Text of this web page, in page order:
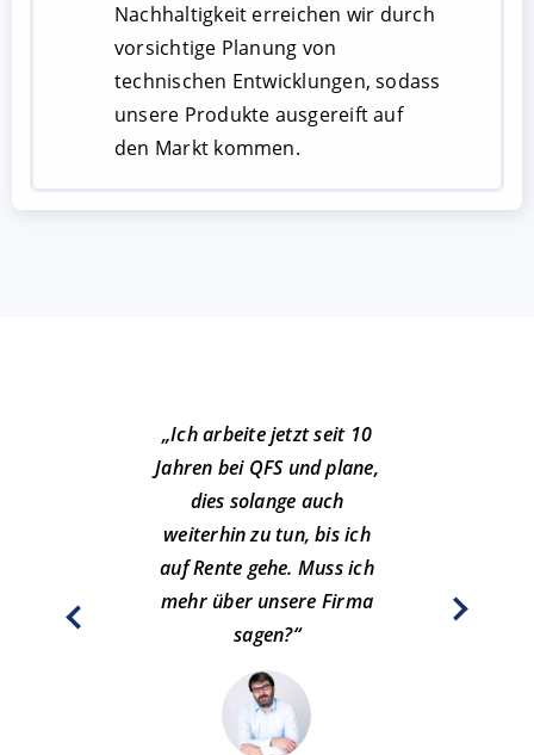
Nachhaltigkeit erreichen wir durch
vorsichtige Planung von
technischen Entwicklungen, sodass
unsere Produkte ausgereift auf
den Markt kommen.
„Ich arbeite jetzt seit 10
Jahren bei QFS und plane,
dies solange auch
weiterhin zu tun, bis ich
auf Rente gehe. Muss ich
mehr über unsere Firma
sagen?“